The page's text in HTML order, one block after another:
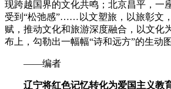
现跨越国界的文化共鸣；北京昌平，一
受到“松弛感”……以文塑旅，以旅彰文
赋，推动文化和旅游深度融合，以文化
布上，勾勒出一幅幅“诗和远方”的生动图
——编者
辽宁将红色记忆转化为爱国主义教